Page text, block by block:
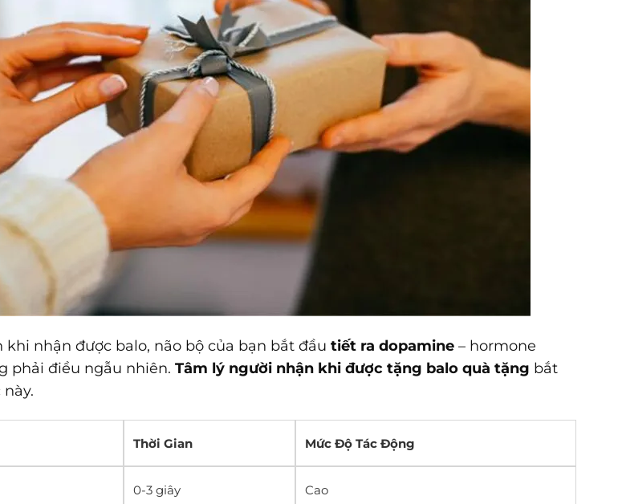
khi nhận được balo, não bộ của bạn bắt đầu tiết ra dopamine – hormone
phải điều ngẫu nhiên. Tâm lý người nhận khi được tặng balo quà tặng bắt
Thời Gian Mức Độ Tác Động
0-3 giây Cao